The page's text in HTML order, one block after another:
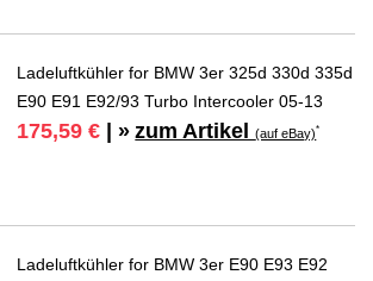
Ladeluftkühler for BMW 3er 325d 330d 335d
E90 E91 E92/93 Turbo Intercooler 05-13
175,59 € | » zum Artikel(auf eBay)*
Ladeluftkühler for BMW 3er E90 E93 E92